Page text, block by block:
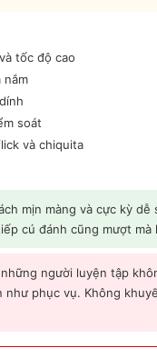
tốc độ cao
nắm
soát
và chiquita
mịn màng và cực kỳ
cú đánh cũng mượt mà
người luyện tập
phục vụ. Không